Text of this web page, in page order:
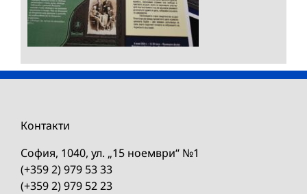
Контакти
София, 1040, ул. „15 ноември“ №1
(+359 2) 979 53 33
(+359 2) 979 52 23